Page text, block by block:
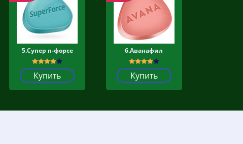
5.Супер п-форсе
Купить
6.Аванафил
Купить